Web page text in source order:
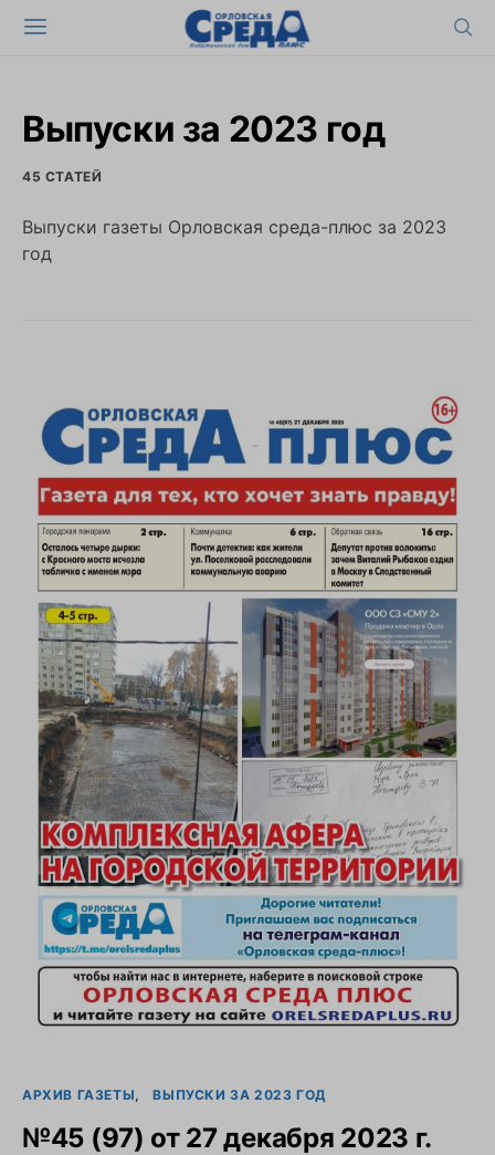
Выпуски за 2023 год
45 СТАТЕЙ
Выпуски газеты Орловская среда-плюс за 2023
год
АРХИВ ГАЗЕТЫ ВЫПУСКИ ЗА 2023 ГОД
№45 (97) от 27 декабря 2023 г.